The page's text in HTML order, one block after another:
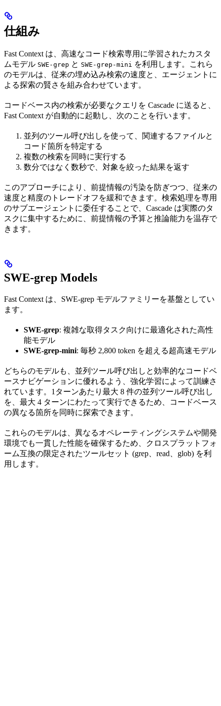
仕組み
Fast Context は、高速なコード検索専用に学習されたカスタ
ムモデル SWE-grep と SWE-grep-mini を利用します。これら
のモデルは、従来の埋め込み検索の速度と、エージェントに
よる探索の賢さを組み合わせています。
コードベース内の検索が必要なクエリを Cascade に送ると、
Fast Context が自動的に起動し、次のことを行います。
並列のツール呼び出しを使って、関連するファイルと
コード箇所を特定する
複数の検索を同時に実行する
数分ではなく数秒で、対象を絞った結果を返す
このアプローチにより、前提情報の汚染を防ぎつつ、従来の
速度と精度のトレードオフを緩和できます。検索処理を専用
のサブエージェントに委任することで、Cascade は実際のタ
スクに集中するために、前提情報の予算と推論能力を温存で
きます。
SWE-grep Models
Fast Context は、SWE-grep モデルファミリーを基盤としてい
ます。
SWE-grep: 複雑な取得タスク向けに最適化された高性
能モデル
SWE-grep-mini: 毎秒 2,800 token を超える超高速モデル
どちらのモデルも、並列ツール呼び出しと効率的なコードベ
ースナビゲーションに優れるよう、強化学習によって訓練さ
れています。1ターンあたり最大 8 件の並列ツール呼び出し
を、最大 4 ターンにわたって実行できるため、コードベース
の異なる箇所を同時に探索できます。
これらのモデルは、異なるオペレーティングシステムや開発
環境でも一貫した性能を確保するため、クロスプラットフォ
ーム互換の限定されたツールセット (grep、read、glob) を利
用します。